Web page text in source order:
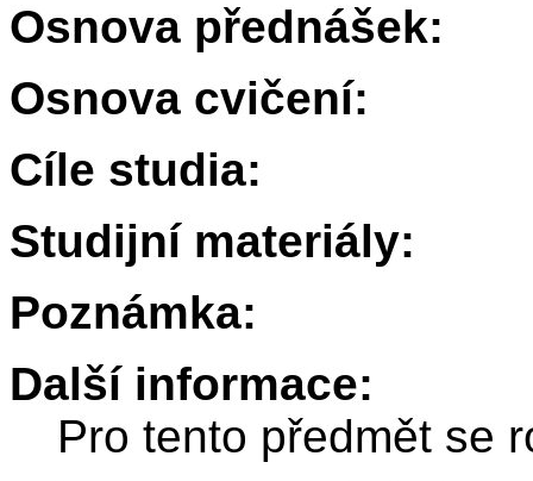
Osnova přednášek:
Osnova cvičení:
Cíle studia:
Studijní materiály:
Poznámka:
Další informace:
Pro tento předmět se